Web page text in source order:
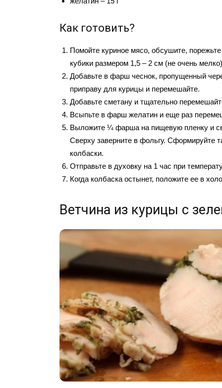
Как готовить?
Помойте куриное мясо, обсушите,
кубики размером 1,5 – 2 см (не очень
Добавьте в фарш чеснок, пропущенный
приправу для курицы и перемешайте.
Добавьте сметану и тщательно
Всыпьте в фарш желатин и еще раз
Выложите ¼ фарша на пищевую пленку и
Сверху заверните в фольгу. Сформируйте
колбаски.
Отправьте в духовку на 1 час при
Когда колбаска остынет, положите ее в
Ветчина из курицы с